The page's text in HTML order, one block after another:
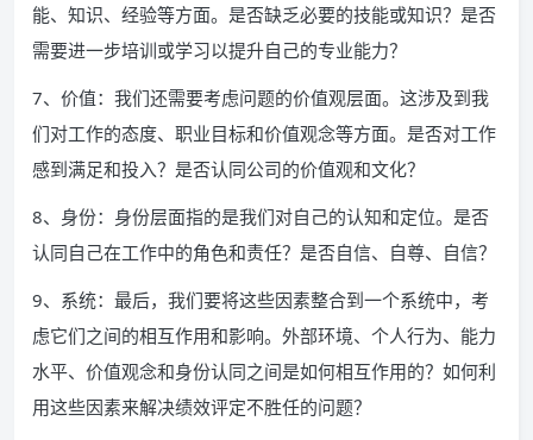
能、知识、经验等方面。是否缺乏必要的技能或知识？是否
需要进一步培训或学习以提升自己的专业能力？
7、价值：我们还需要考虑问题的价值观层面。这涉及到我
们对工作的态度、职业目标和价值观念等方面。是否对工作
感到满足和投入？是否认同公司的价值观和文化？
8、身份：身份层面指的是我们对自己的认知和定位。是否
认同自己在工作中的角色和责任？是否自信、自尊、自信？
9、系统：最后，我们要将这些因素整合到一个系统中，考
虑它们之间的相互作用和影响。外部环境、个人行为、能力
水平、价值观念和身份认同之间是如何相互作用的？如何利
用这些因素来解决绩效评定不胜任的问题？